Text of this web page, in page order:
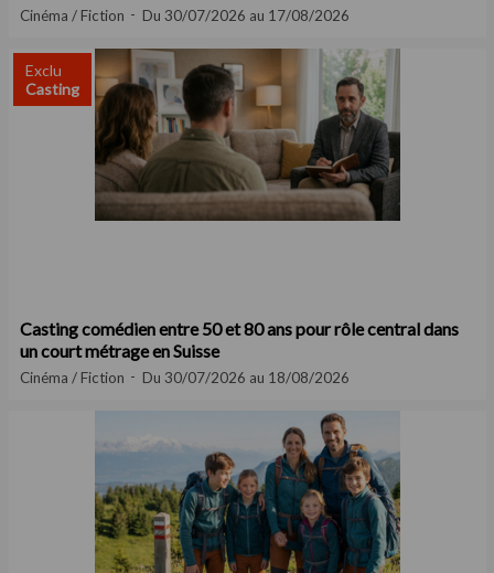
Cinéma / Fiction Du 30/07/2026 au 17/08/2026
Exclu
Casting
Casting comédien entre 50 et 80 ans pour rôle central dans
un court métrage en Suisse
Cinéma / Fiction Du 30/07/2026 au 18/08/2026